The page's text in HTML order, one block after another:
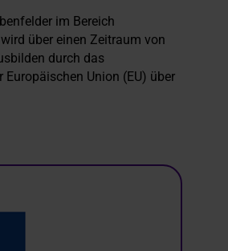
im Bereich
über einen Zeitraum von
durch das
Union (EU) über